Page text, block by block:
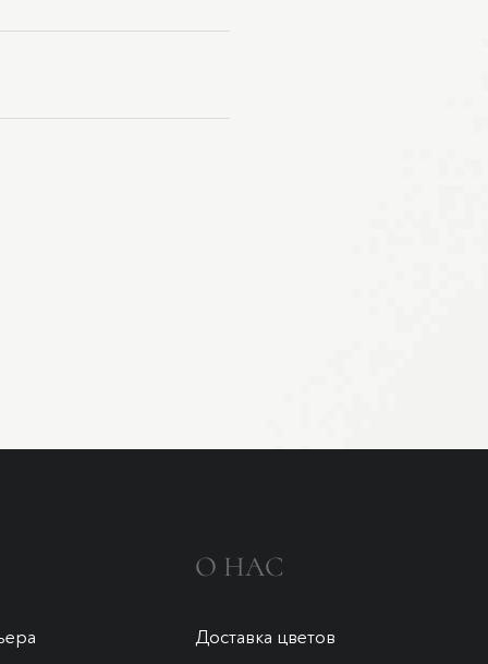
О НАС
Доставка цветов